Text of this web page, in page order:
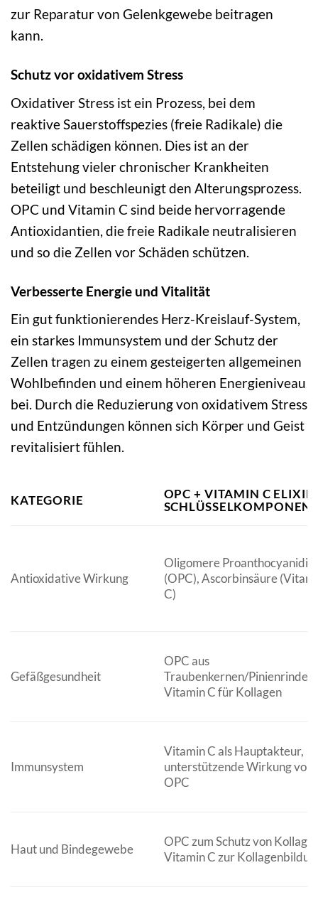
zur Reparatur von Gelenkgewebe beitragen
kann.
Schutz vor oxidativem Stress
Oxidativer Stress ist ein Prozess, bei dem
reaktive Sauerstoffspezies (freie Radikale) die
Zellen schädigen können. Dies ist an der
Entstehung vieler chronischer Krankheiten
beteiligt und beschleunigt den Alterungsprozess.
OPC und Vitamin C sind beide hervorragende
Antioxidantien, die freie Radikale neutralisieren
und so die Zellen vor Schäden schützen.
Verbesserte Energie und Vitalität
Ein gut funktionierendes Herz-Kreislauf-System,
ein starkes Immunsystem und der Schutz der
Zellen tragen zu einem gesteigerten allgemeinen
Wohlbefinden und einem höheren Energieniveau
bei. Durch die Reduzierung von oxidativem Stress
und Entzündungen können sich Körper und Geist
revitalisiert fühlen.
KATEGORIE
OPC + VITAMIN C
Antioxidative Wirkung
Oligomere
(OPC), Ascorbinsäure
C)
Gefäßgesundheit
OPC aus
Traubenkernen/Pinienrinde,
Vitamin C für Kollagen
Immunsystem
Vitamin C als Hauptakteur,
unterstützende Wirkung von
OPC
Haut und Bindegewebe
OPC zum Schutz von
Vitamin C zur